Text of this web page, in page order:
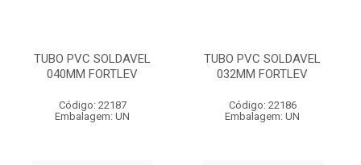
TUBO PVC SOLDAVEL
040MM FORTLEV
Código: 22187
Embalagem: UN
TUBO PVC SOLDAVEL
032MM FORTLEV
Código: 22186
Embalagem: UN